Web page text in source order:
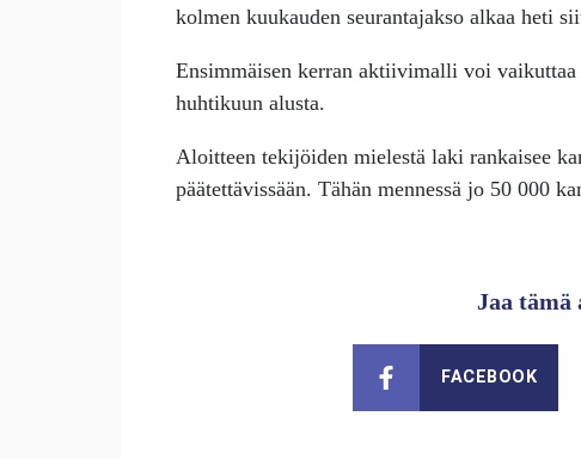
kolmen kuukauden seurantajakso alkaa heti
Ensimmäisen kerran aktiivimalli voi
huhtikuun alusta.
Aloitteen tekijöiden mielestä laki rankaisee
päätettävissään. Tähän mennessä jo 50 000
Jaa
FACEBOOK